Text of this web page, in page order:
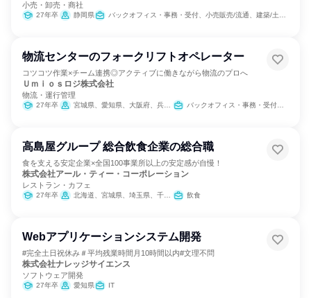
小売・卸売・商社
27年卒 静岡県 バックオフィス・事務・受付、小売販売/流通、建築/土木/プラント専門職
物流センターのフォークリフトオペレーター
コツコツ作業×チーム連携◎アクティブに働きながら物流のプロへ
Ｕｍｉｏｓロジ株式会社
物流・運行管理
27年卒 宮城県、愛知県、大阪府、兵庫県、山口県、福岡県、佐賀県、長崎県、熊本県、鹿児島県 バックオフィス・事務・受付、SCM/生産管理/購買/物流、製造・生産工程
高島屋グループ 総合飲食企業の総合職
食を支える安定企業×全国100事業所以上の安定感が自慢！
株式会社アール・ティー・コーポレーション
レストラン・カフェ
27年卒 北海道、宮城県、埼玉県、千葉県、東京都、神奈川県、愛知県、京都府、大阪府、広島県、福岡県 飲食
Webアプリケーションシステム開発
#完全土日祝休み＃平均残業時間月10時間以内#文理不問
株式会社ナレッジサイエンス
ソフトウェア開発
27年卒 愛知県 IT